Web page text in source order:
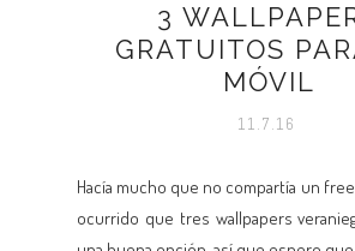
3
GRATUITOS
MÓVIL
11.7.16
Hacía mucho que no compartía un
ocurrido que tres wallpapers